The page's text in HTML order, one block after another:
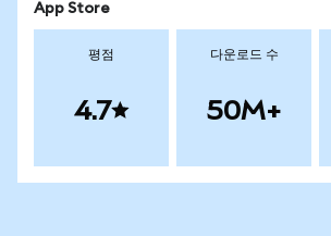
App Store
평점
4.7
다운로드 수
50M+